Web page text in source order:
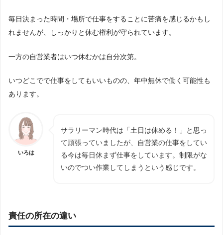
毎日決まった時間・場所で仕事をすることに苦痛を感じるかもし
れませんが、しっかりと休む権利が守られています。
一方の自営業者はいつ休むかは自分次第。
いつどこでで仕事をしてもいいものの、年中無休で働く可能性も
あります。
いろは
サラリーマン時代は「土日は休める！」と思っ
て頑張っていましたが、自営業の仕事をしてい
る今は毎日休まず仕事をしています。制限がな
いのでつい作業してしまうという感じです。
責任の所在の違い